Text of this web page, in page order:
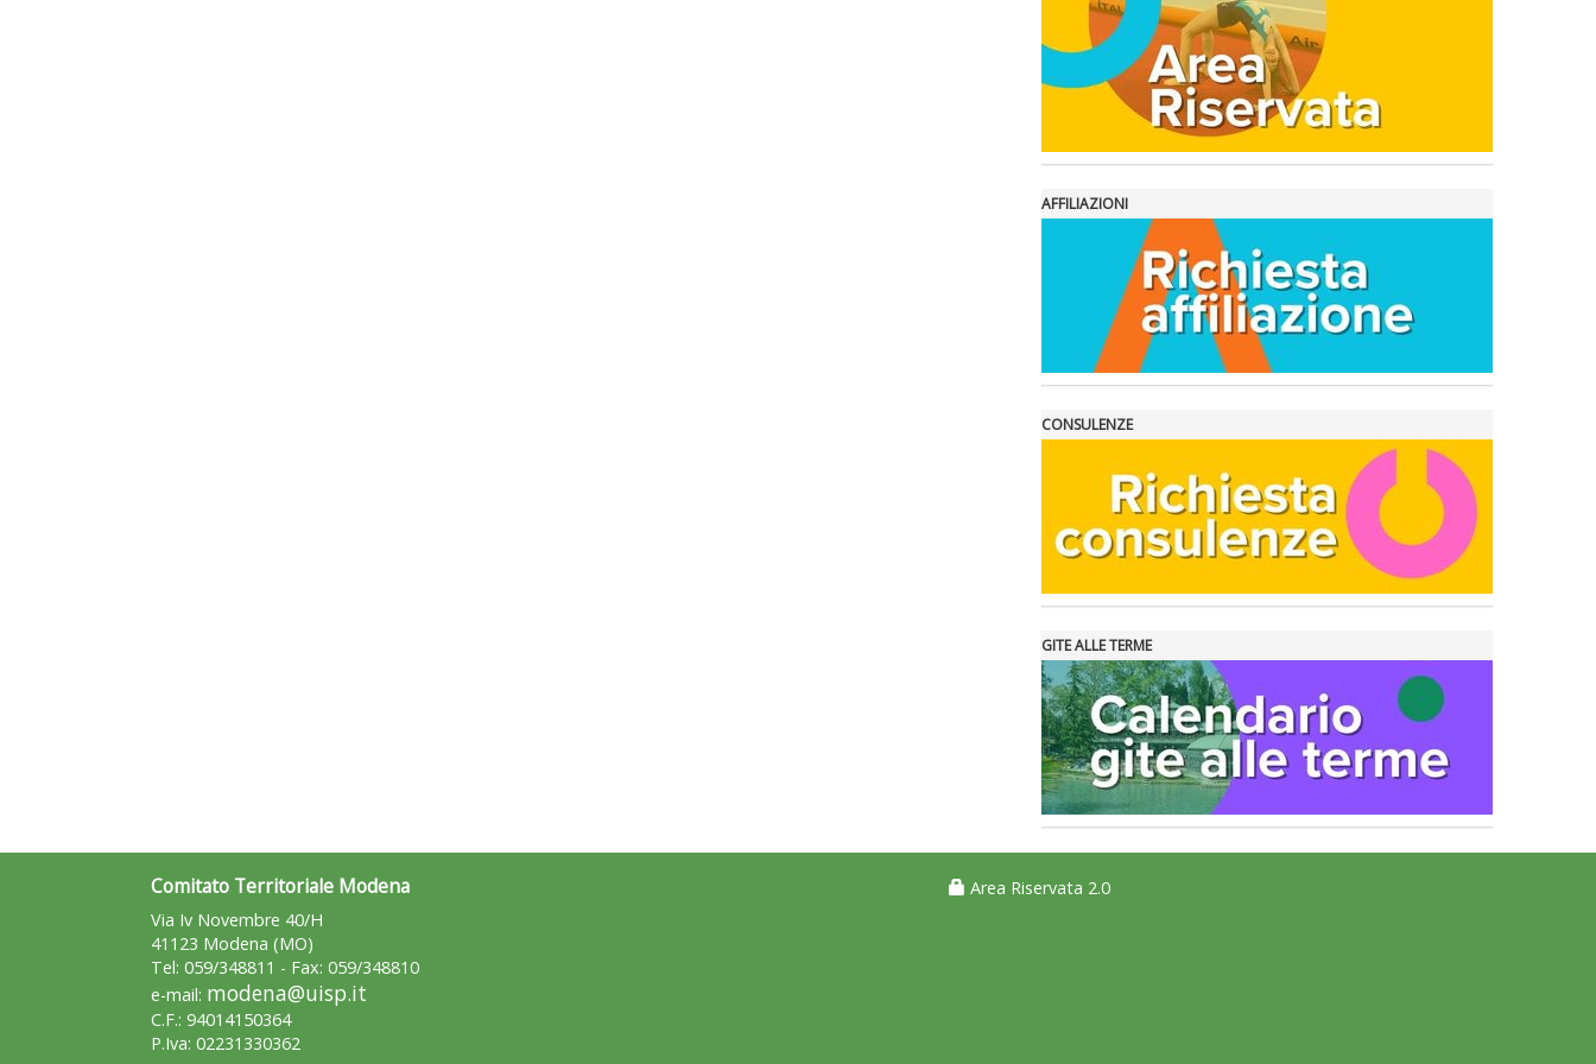
AFFILIAZIONI
CONSULENZE
GITE ALLE TERME
Comitato Territoriale Modena
Via Iv Novembre 40/H
41123 Modena (MO)
Tel: 059/348811 - Fax: 059/348810
e-mail: modena@uisp.it
C.F.: 94014150364
P.Iva: 02231330362
Area Riservata 2.0